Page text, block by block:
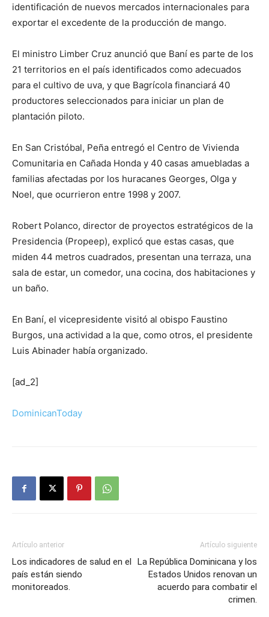
identificación de nuevos mercados internacionales para
exportar el excedente de la producción de mango.
El ministro Limber Cruz anunció que Baní es parte de los
21 territorios en el país identificados como adecuados
para el cultivo de uva, y que Bagrícola financiará 40
productores seleccionados para iniciar un plan de
plantación piloto.
En San Cristóbal, Peña entregó el Centro de Vivienda
Comunitaria en Cañada Honda y 40 casas amuebladas a
familias afectadas por los huracanes Georges, Olga y
Noel, que ocurrieron entre 1998 y 2007.
Robert Polanco, director de proyectos estratégicos de la
Presidencia (Propeep), explicó que estas casas, que
miden 44 metros cuadrados, presentan una terraza, una
sala de estar, un comedor, una cocina, dos habitaciones y
un baño.
En Baní, el vicepresidente visitó al obispo Faustino
Burgos, una actividad a la que, como otros, el presidente
Luis Abinader había organizado.
[ad_2]
DominicanToday
Artículo anterior
Los indicadores de salud en el
país están siendo
monitoreados.
Artículo siguiente
La República Dominicana y los
Estados Unidos renovan un
acuerdo para combatir el
crimen.